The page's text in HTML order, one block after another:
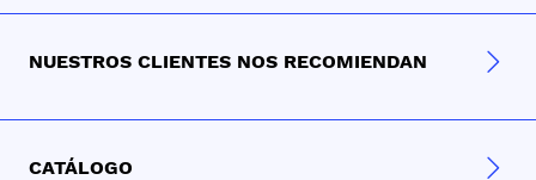
NUESTROS CLIENTES NOS RECOMIENDAN
CATÁLOGO